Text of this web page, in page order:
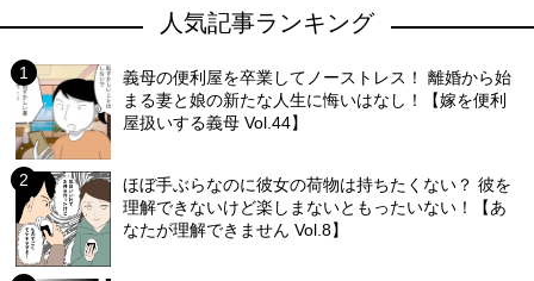
人気記事ランキング
義母の便利屋を卒業してノーストレス！ 離婚から始
まる妻と娘の新たな人生に悔いはなし！【嫁を便利
屋扱いする義母 Vol.44】
ほぼ手ぶらなのに彼女の荷物は持ちたくない？ 彼を
理解できないけど楽しまないともったいない！【あ
なたが理解できません Vol.8】